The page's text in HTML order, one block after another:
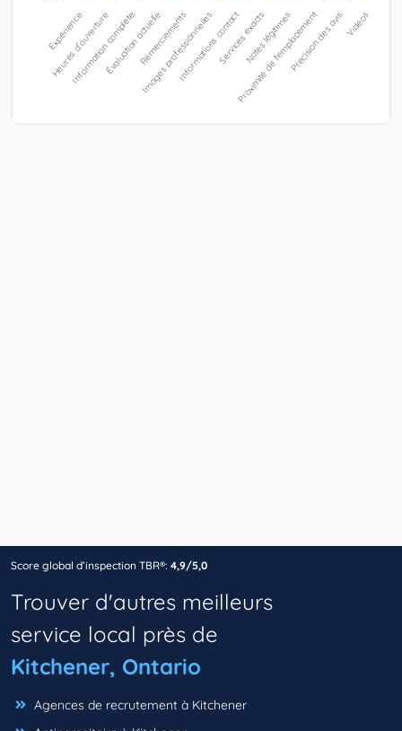
Score global d’inspection TBR®: 4,9/5,0
Trouver d'autres meilleurs
service local près de
Kitchener, Ontario
Agences de recrutement à Kitchener